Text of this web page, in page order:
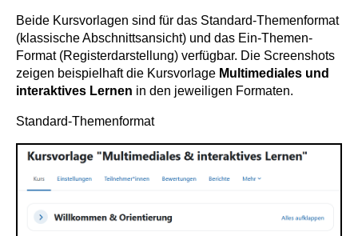
Beide Kursvorlagen sind für das Standard-Themenformat
(klassische Abschnittsansicht) und das Ein-Themen-
Format (Registerdarstellung) verfügbar. Die Screenshots
zeigen beispielhaft die Kursvorlage Multimediales und
interaktives Lernen in den jeweiligen Formaten.
Standard-Themenformat